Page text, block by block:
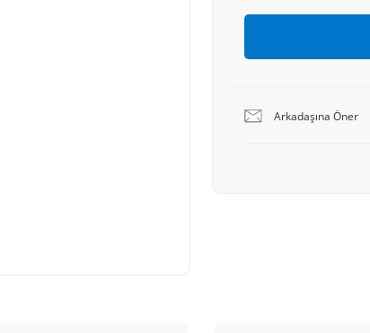
Arkadaşına Öner